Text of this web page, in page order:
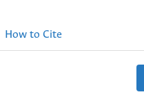
How to Cite